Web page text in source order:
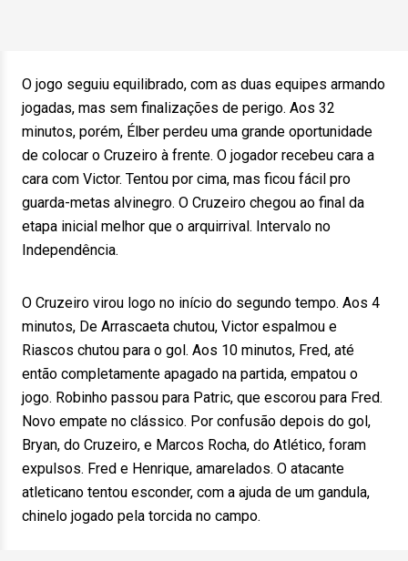
O jogo seguiu equilibrado, com as duas equipes armando
jogadas, mas sem finalizações de perigo. Aos 32
minutos, porém, Élber perdeu uma grande oportunidade
de colocar o Cruzeiro à frente. O jogador recebeu cara a
cara com Victor. Tentou por cima, mas ficou fácil pro
guarda-metas alvinegro. O Cruzeiro chegou ao final da
etapa inicial melhor que o arquirrival. Intervalo no
Independência.
O Cruzeiro virou logo no início do segundo tempo. Aos 4
minutos, De Arrascaeta chutou, Victor espalmou e
Riascos chutou para o gol. Aos 10 minutos, Fred, até
então completamente apagado na partida, empatou o
jogo. Robinho passou para Patric, que escorou para Fred.
Novo empate no clássico. Por confusão depois do gol,
Bryan, do Cruzeiro, e Marcos Rocha, do Atlético, foram
expulsos. Fred e Henrique, amarelados. O atacante
atleticano tentou esconder, com a ajuda de um gandula,
chinelo jogado pela torcida no campo.